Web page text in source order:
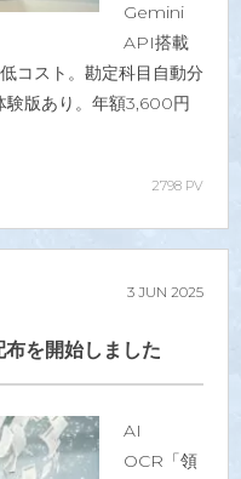
Gemini
API搭載
コスト。勘定科目自動分
験版あり。年額3,600円
2798 PV
3 JUN 2025
を開始しました
AI
OCR「領